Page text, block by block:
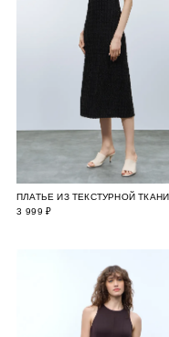
ПЛАТЬЕ ИЗ ТЕКСТУРНОЙ ТКАНИ
3 999 ₽